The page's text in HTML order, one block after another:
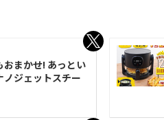
まかせ! あっとい
ノジェットスチー